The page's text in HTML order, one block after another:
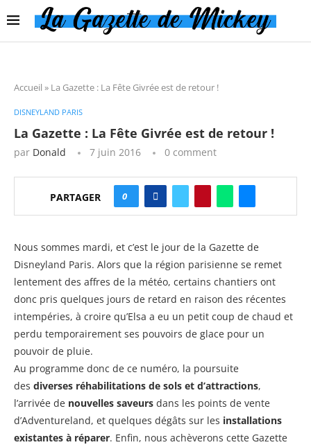
Accueil » La Gazette : La Fête Givrée est de retour !
DISNEYLAND PARIS
La Gazette : La Fête Givrée est de retour !
par Donald 7 juin 2016 0 comment
PARTAGER 0
Nous sommes mardi, et c’est le jour de la Gazette de
Disneyland Paris. Alors que la région parisienne se remet
lentement des affres de la météo, certains chantiers ont
donc pris quelques jours de retard en raison des récentes
intempéries, à croire qu’Elsa a eu un petit coup de chaud et
perdu temporairement ses pouvoirs de glace pour un
pouvoir de pluie.
Au programme donc de ce numéro, la poursuite
des diverses réhabilitations de sols et d’attractions,
l’arrivée de nouvelles saveurs dans les points de vente
d’Adventureland, et quelques dégâts sur les installations
existantes à réparer. Enfin, nous achèverons cette Gazette